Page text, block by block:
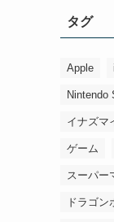
タグ
Apple
Nintendo
イナズマ
ゲーム
スーパー
ドラゴン